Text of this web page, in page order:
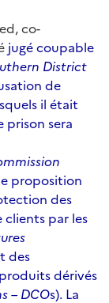
co-
jugé coupable
District
de
il était
prison sera
proposition
des
par les
des
dérivés
– DCOs). La